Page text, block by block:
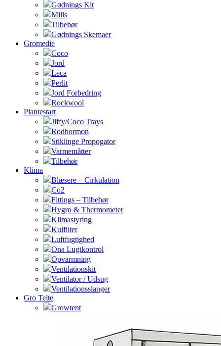
Gødnings Kit
Mills
Tilbehør
Gødnings Skemaer
Gromedie
Coco
Jord
Leca
Perlit
Jord Forbedring
Rockwool
Plantestart
Jiffy/Coco Trays
Rodhormon
Stiklinge Propogator
Varmemåtter
Tilbehør
Klima
Blæsere – Cirkulation
Co2
Fittings – Tilbehør
Hygro & Thermometer
Klimastyring
Kulfilter
Luftfugtighed
Ona Lugtkontrol
Opvarmning
Ventilationskit
Ventilator / Udsug
Ventilationsslanger
Gro Telte
Growtent